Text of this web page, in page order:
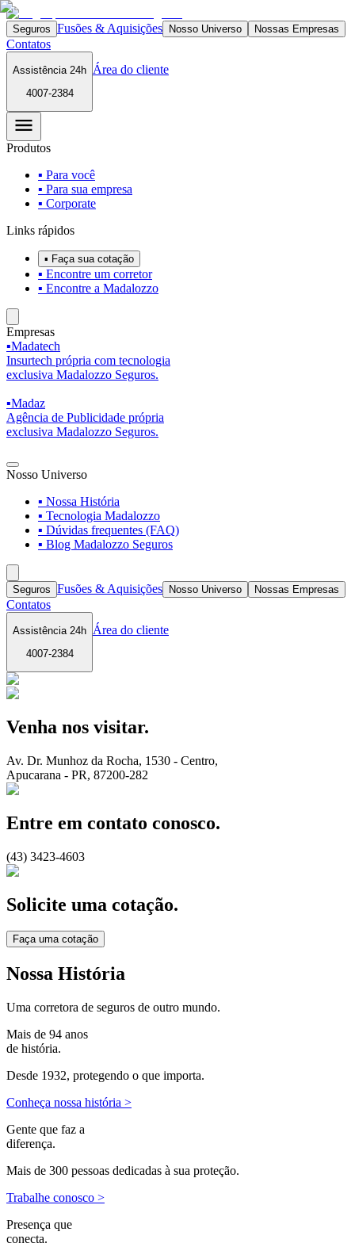
Seguros Fusões & Aquisições Nosso Universo Nossas Empresas
Contatos
Assistência 24h
4007-2384
Área do cliente
Produtos
▪ Para você
▪ Para sua empresa
▪ Corporate
Links rápidos
▪ Faça sua cotação
▪ Encontre um corretor
▪ Encontre a Madalozzo
Empresas
▪Madatech
Insurtech própria com tecnologia
exclusiva Madalozzo Seguros.
▪Madaz
Agência de Publicidade própria
exclusiva Madalozzo Seguros.
Nosso Universo
▪ Nossa História
▪ Tecnologia Madalozzo
▪ Dúvidas frequentes (FAQ)
▪ Blog Madalozzo Seguros
Seguros Fusões & Aquisições Nosso Universo Nossas Empresas
Contatos
Assistência 24h
4007-2384
Área do cliente
Venha nos visitar.
Av. Dr. Munhoz da Rocha, 1530 - Centro,
Apucarana - PR, 87200-282
Entre em contato conosco.
(43) 3423-4603
Solicite uma cotação.
Faça uma cotação
Nossa História
Uma corretora de seguros de outro mundo.
Mais de 94 anos
de história.
Desde 1932, protegendo o que importa.
Conheça nossa história >
Gente que faz a
diferença.
Mais de 300 pessoas dedicadas à sua proteção.
Trabalhe conosco >
Presença que
conecta.